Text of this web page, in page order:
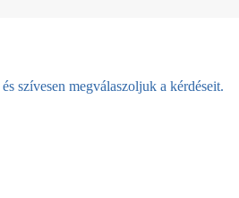
szívesen megválaszoljuk a kérdéseit.